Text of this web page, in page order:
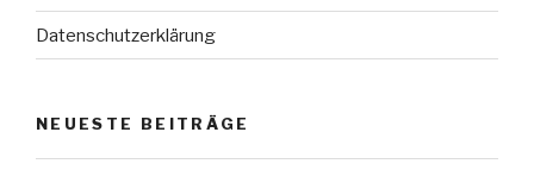
Datenschutzerklärung
NEUESTE BEITRÄGE